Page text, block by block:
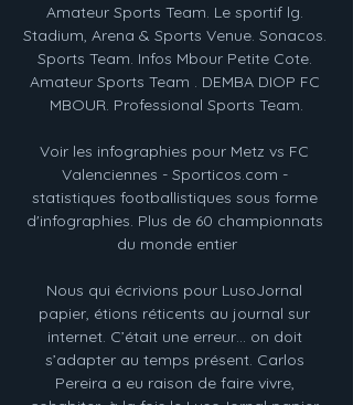
Amateur Sports Team. Le sportif lg.
Stadium, Arena & Sports Venue. Sonacos.
Sports Team. Infos Mbour Petite Cote.
Amateur Sports Team . DEMBA DIOP FC
MBOUR. Professional Sports Team.
Voir les infographies pour Metz vs FC
Valenciennes - Sporticos.com -
statistiques footballistiques sous forme
d'infographies. Plus de 60 championnats
du monde entier
Nous qui écrivions pour LusoJornal
papier, étions réticents au journal sur
internet. C’était une erreur… on doit
s’adapter au temps présent. Carlos
Pereira a eu raison de faire vivre,